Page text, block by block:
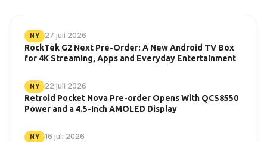
NY 27 juli 2026
RockTek G2 Next Pre-Order: A New Android TV Box
for 4K Streaming, Apps and Everyday Entertainment
NY 22 juli 2026
Retroid Pocket Nova Pre-order Opens With QCS8550
Power and a 4.5-Inch AMOLED Display
NY 16 juli 2026